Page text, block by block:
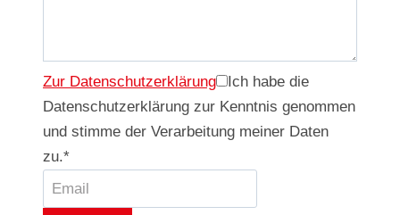
Zur Datenschutzerklärung
Ich habe die
Datenschutzerklärung zur Kenntnis genommen
und stimme der Verarbeitung meiner Daten
zu.*